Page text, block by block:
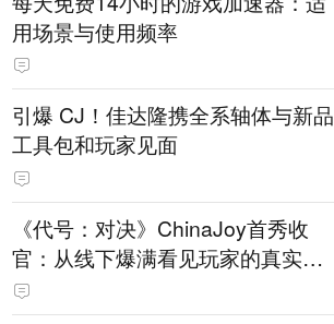
用场景与使用频率
引爆 CJ！佳达隆携全系轴体与新品
工具包和玩家见面
《代号：对决》ChinaJoy首秀收
官：从线下爆满看见玩家的真实期
待